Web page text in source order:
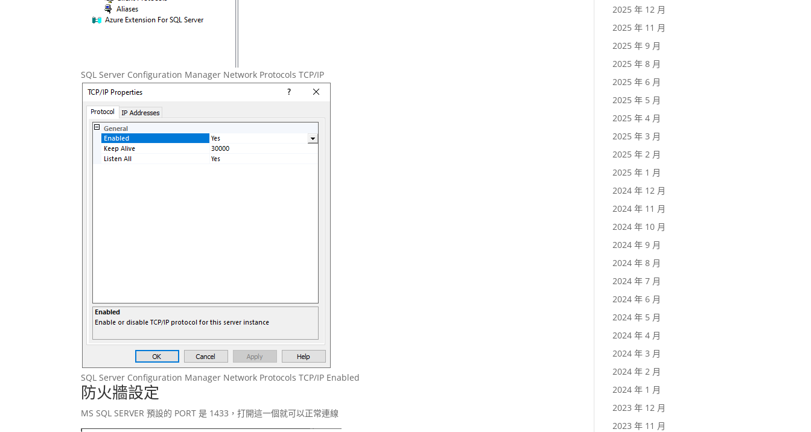
SQL Server Configuration Manager Network Protocols TCP/IP
SQL Server Configuration Manager Network Protocols TCP/IP Enabled
防火牆設定
MS SQL SERVER 預設的 PORT 是 1433，打開這一個就可以正常連線
2025 年 12 月
2025 年 11 月
2025 年 9 月
2025 年 8 月
2025 年 6 月
2025 年 5 月
2025 年 4 月
2025 年 3 月
2025 年 2 月
2025 年 1 月
2024 年 12 月
2024 年 11 月
2024 年 10 月
2024 年 9 月
2024 年 8 月
2024 年 7 月
2024 年 6 月
2024 年 5 月
2024 年 4 月
2024 年 3 月
2024 年 2 月
2024 年 1 月
2023 年 12 月
2023 年 11 月